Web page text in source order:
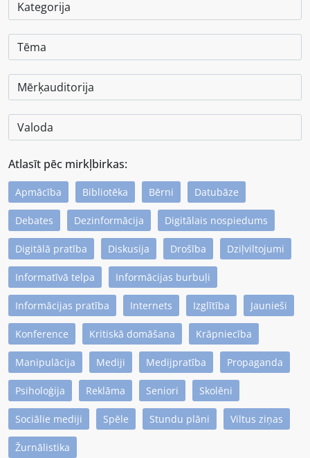
Atlasīt pēc mirkļbirkas:
Apmācība Bibliotēka Bērni Datubāze
Debates Dezinformācija Digitālais nospiedums
Digitālā pratība Diskusija Drošība Dziļviltojumi
Informatīvā telpa Informācijas burbuļi
Informācijas pratība Internets Izglītība Jaunieši
Konference Kritiskā domāšana Krāpniecība
Manipulācija Mediji Medijpratība Propaganda
Psiholoģija Reklāma Seniori Skolēni
Sociālie mediji Spēle Stundu plāni Viltus ziņas
Žurnālistika